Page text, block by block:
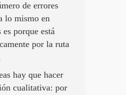
de errores
lo mismo en
es porque está
por la ruta
hay que hacer
cualitativa: por